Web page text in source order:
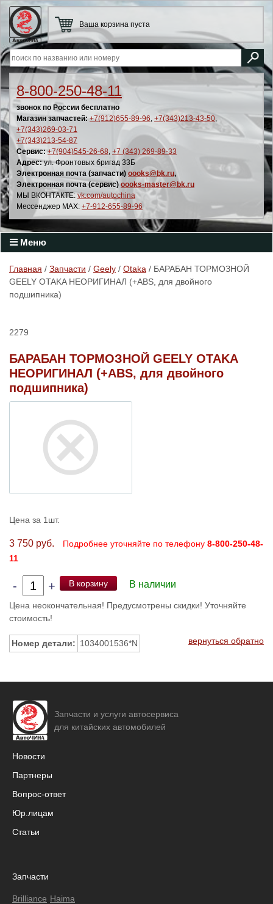
8-800-250-48-11
звонок по России бесплатно
Магазин запчастей: +7(912)655-89-96, +7(343)213-43-50,
+7(343)269-03-71
+7(343)213-54-87
Сервис: +7(904)545-26-68, +7 (343) 269-89-33
Адрес:ул. Фронтовых бригад 33Б
Электронная почта (запчасти) oooks@bk.ru,
Электронная почта (сервис) oooks-master@bk.ru
МЫ ВКОНТАКТЕ: vk.com/autochina
Мессенджер MAX: +7-912-655-89-96
Ваша корзина пуста
Меню
Главная / Запчасти / Geely / Otaka / БАРАБАН ТОРМОЗНОЙ
GEELY OTAKA НЕОРИГИНАЛ (+ABS, для двойного
подшипника)
2279
БАРАБАН ТОРМОЗНОЙ GEELY OTAKA
НЕОРИГИНАЛ (+ABS, для двойного
подшипника)
Цена за 1шт.
3 750 руб. Подробнее уточняйте по телефону 8-800-250-48-
11
- + В корзину В наличии
Цена неокончательная! Предусмотрены скидки! Уточняйте
стоимость!
Номер детали: 1034001536*N вернуться обратно
Запчасти и услуги автосервиса
для китайских автомобилей
Новости
Партнеры
Вопрос-ответ
Юр.лицам
Статьи
Запчасти
Brilliance Haima